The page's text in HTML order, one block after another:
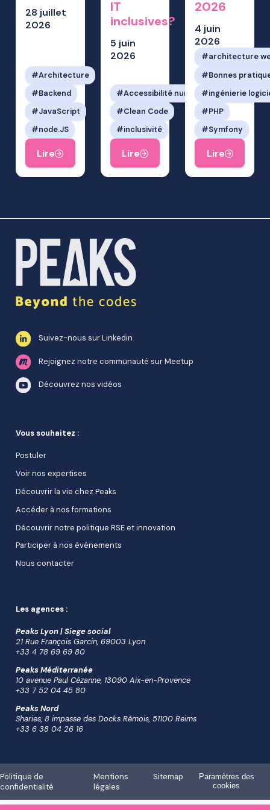
28 juillet
2026
Architecture
Backend
JavaScript
node.JS
Lire
IT
inclusives?
5 juin
2026
Accessibilité numérique
Clean Code
inclusivité
Lire
2026
4 juin
2026
architecture
Bonnes
ingénierie
PHP
Symfony
Lire
Suivez-nous sur Linkedin
Rejoignez notre communauté sur Meetup
Découvrez nos vidéos
Vous souhaitez :
Postuler
Voir nos expertises
Découvrir la vie chez Peaks
Accéder à nos formations
Découvrir notre politique RSE et innovation
Participer à nos événements
Nous contacter
Les agences :
Peaks Lyon | Siege social
21 Rue François Garcin, 69003 Lyon
+33 4 78 69 69 80
Peaks Méditerranée
10 avenue Paul Cézanne, 13090 Aix-en-Provence
+33 7 52 04 45 80
Peaks Nord
Sharies, 8 impasse des Docks Rémois, 51100 Reims
+33 6 38 04 26 16
Politique de
confidentialité
Mentions
légales
Sitemap
Paramètres des
cookies